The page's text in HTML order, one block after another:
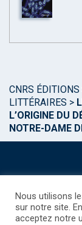
CNRS ÉDITIONS
LITTÉRAIRES >
L’ORIGINE DU
NOTRE-DAME
©CNRS EDITIONS
Nous utilisons
sur notre site.
acceptez notre